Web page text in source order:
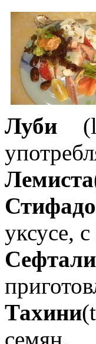
Луби
Лемиста
Стифадо
уксусе,
Тахини